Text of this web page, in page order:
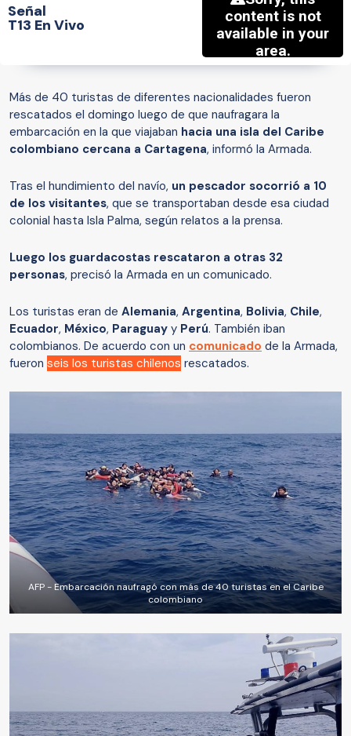
Señal
T13 En Vivo
Más de 40 turistas de diferentes nacionalidades fueron
rescatados el domingo luego de que naufragara la
embarcación en la que viajaban hacia una isla del Caribe
colombiano cercana a Cartagena, informó la Armada.
Tras el hundimiento del navío, un pescador socorrió a 10
de los visitantes, que se transportaban desde esa ciudad
colonial hasta Isla Palma, según relatos a la prensa.
Luego los guardacostas rescataron a otras 32
personas, precisó la Armada en un comunicado.
Los turistas eran de Alemania, Argentina, Bolivia, Chile,
Ecuador, México, Paraguay y Perú. También iban
colombianos. De acuerdo con un comunicado de la Armada,
fueron seis los turistas chilenos rescatados.
AFP - Embarcación naufragó con más de 40 turistas en el Caribe
colombiano